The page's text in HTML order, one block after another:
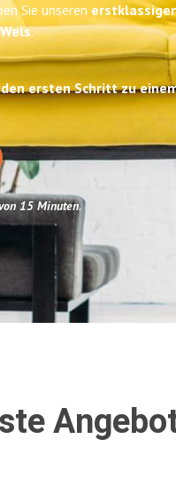
Sie unseren
.
ersten Schritt zu
15 Minuten.